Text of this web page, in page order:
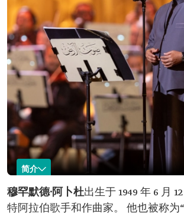
简介
穆罕默德·阿卜杜
姓名：穆罕默德·
类别：沙特作曲家和歌手
穆罕默德·阿卜杜出生于 1949 年 6 月
特阿拉伯歌手和作曲家。 他也被称为